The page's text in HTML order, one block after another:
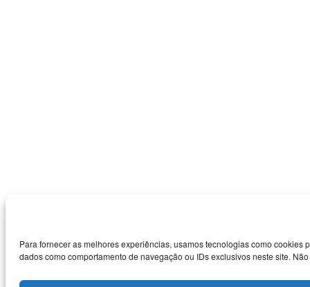
Para fornecer as melhores experiências, usamos tecnologias como
dados como comportamento de navegação ou IDs exclusivos neste site.